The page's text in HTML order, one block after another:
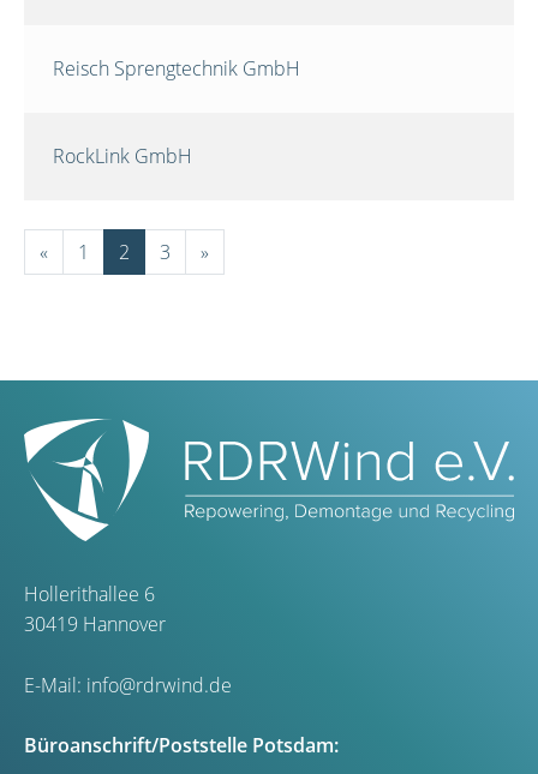
Reisch Sprengtechnik GmbH
RockLink GmbH
« 1 2 3 »
Hollerithallee 6
30419 Hannover
E-Mail: info@rdrwind.de
Büroanschrift/Poststelle Potsdam: